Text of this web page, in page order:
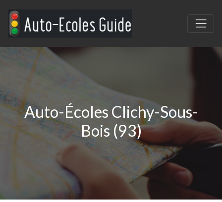
Auto-Écoles Clichy-Sous-
Bois (93)